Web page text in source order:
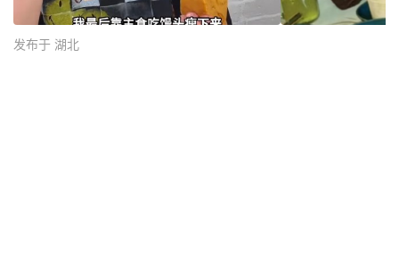
发布于 湖北